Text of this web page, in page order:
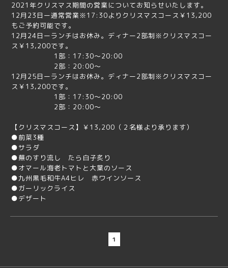
2021年クリスマス期間の営業についてお知らせいたします。
12月23日ー通常営業※17:30よりクリスマスコース￥13,200
もご予約可能です。
12月24日ーランチはお休み。ディナー2部制※クリスマスコー
ス￥13,200です。
1部：17:30～20:00
2部：20:00～
12月25日ーランチはお休み。ディナー2部制※クリスマスコー
ス￥13,200です。
1部：17:30～20:00
2部：20:00～
【クリスマスコース】￥13,200（２名様より承ります）
●前菜3種
●サラダ
●蕪のすり流し たら白子炙り
●オマール海老トマトと大葉のソース
●九州黒毛和牛A4ヒレ 赤ワインソース
●ガーリックライス
●デザート
1